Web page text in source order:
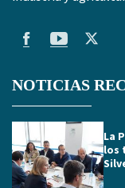
NOTICIAS
La
los